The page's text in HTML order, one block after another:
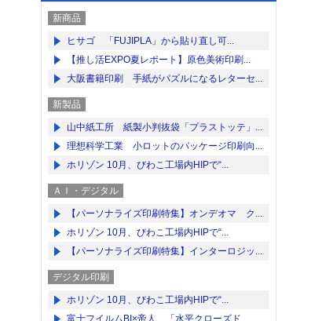
新商品
ヒサゴ 「FUJIPLA」から貼り直し可...
【推し活EXPO夏レポート】原色美術印刷...
大阪書籍印刷 手紙がパズルになるレターセ...
新製品
山中紙工所 紙製小判抜袋「プラストッテ」...
理想科学工業 小ロットのパッケージ印刷向...
ホリゾン 10月、びわこ工場内HIPで“...
ＡＩ・デジタル
【パーソナライズ印刷特集】オンデオマ ク...
ホリゾン 10月、びわこ工場内HIPで“...
【パーソナライズ印刷特集】インターロジッ...
デジタル印刷
ホリゾン 10月、びわこ工場内HIPで“...